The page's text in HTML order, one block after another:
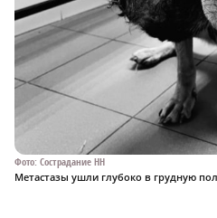
Фото: Сострадание НН
Метастазы ушли глубоко в грудную